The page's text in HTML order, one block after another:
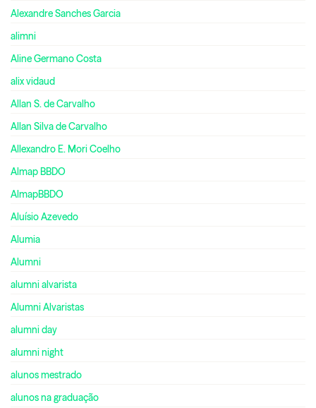
Alexandre Sanches Garcia
alimni
Aline Germano Costa
alix vidaud
Allan S. de Carvalho
Allan Silva de Carvalho
Allexandro E. Mori Coelho
Almap BBDO
AlmapBBDO
Aluísio Azevedo
Alumia
Alumni
alumni alvarista
Alumni Alvaristas
alumni day
alumni night
alunos mestrado
alunos na graduação